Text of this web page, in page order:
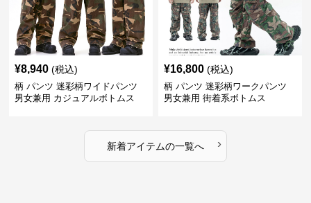
¥8,940 (税込)
柄 パンツ 迷彩柄ワイドパンツ
男女兼用 カジュアルボトムス
¥16,800 (税込)
柄 パンツ 迷彩柄ワークパンツ
男女兼用 街着系ボトムス
新着アイテムの一覧へ ›